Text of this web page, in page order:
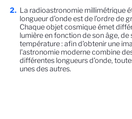
La radioastronomie millimétrique
longueur d’onde est de l’ordre de
Chaque objet cosmique émet
lumière en fonction de son âge,
température : afin d'obtenir une
l'astronomie moderne combine
différentes longueurs d'onde,
unes des autres.